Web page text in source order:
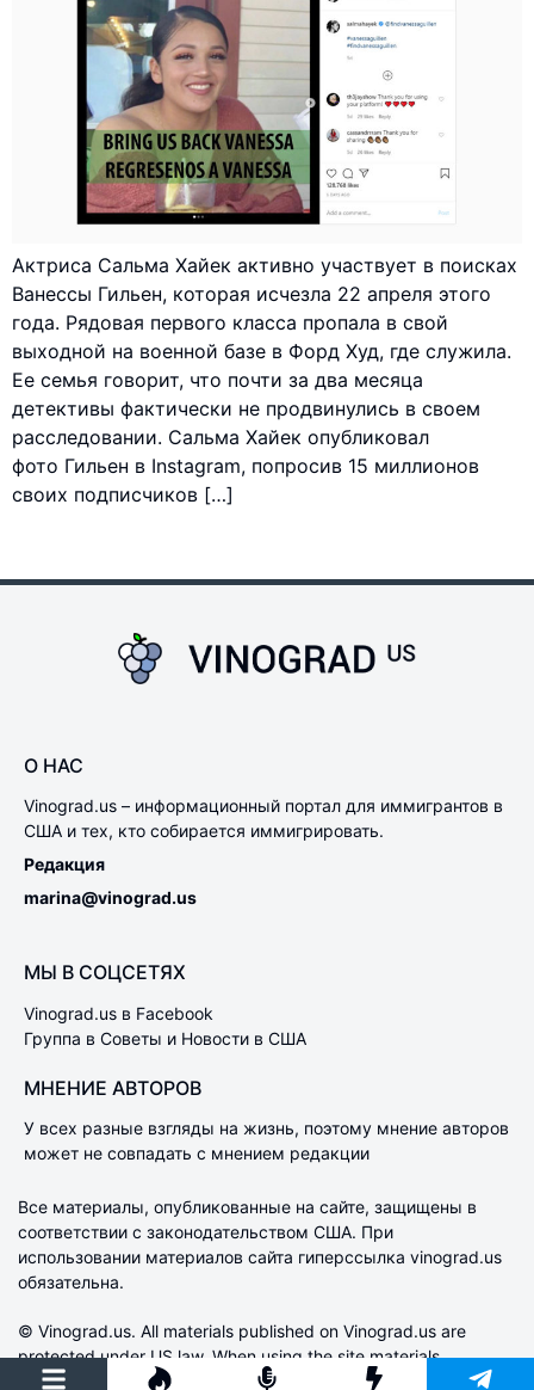
Актриса Сальма Хайек активно участвует в поисках
Ванессы Гильен, которая исчезла 22 апреля этого
года. Рядовая первого класса пропала в свой
выходной на военной базе в Форд Худ, где служила.
Ее семья говорит, что почти за два месяца
детективы фактически не продвинулись в своем
расследовании. Сальма Хайек опубликовал
фото Гильен в Instagram, попросив 15 миллионов
своих подписчиков […]
О НАС
Vinograd.us – информационный портал для иммигрантов в
США и тех, кто собирается иммигрировать.
Редакция
marina@vinograd.us
МЫ В СОЦСЕТЯХ
Vinograd.us в Facebook
Группа в Советы и Новости в США
МНЕНИЕ АВТОРОВ
У всех разные взгляды на жизнь, поэтому мнение авторов
может не совпадать с мнением редакции
Все материалы, опубликованные на сайте, защищены в
соответствии с законодательством США. При
использовании материалов сайта гиперссылка vinograd.us
обязательна.
© Vinograd.us. All materials published on Vinograd.us are
protected under US law. When using the site materials
indicating the hyperlink to vinograd.us is obligatory.